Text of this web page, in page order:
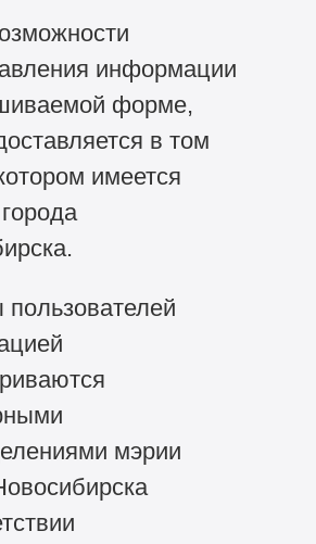
информации
форме,
в том
имеется
пользователей
мэрии